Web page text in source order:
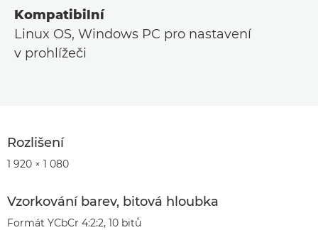
Kompatibilní
Linux OS, Windows PC pro nastavení
v prohlížeči
Rozlišení
1 920 × 1 080
Vzorkování barev, bitová hloubka
Formát YCbCr 4:2:2, 10 bitů